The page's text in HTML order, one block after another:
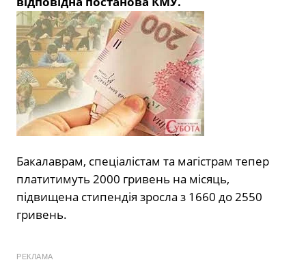
Бакалаврам, спеціалістам та магістрам тепер
платитимуть 2000 гривень на місяць,
підвищена стипендія зросла з 1660 до 2550
гривень.
РЕКЛАМА